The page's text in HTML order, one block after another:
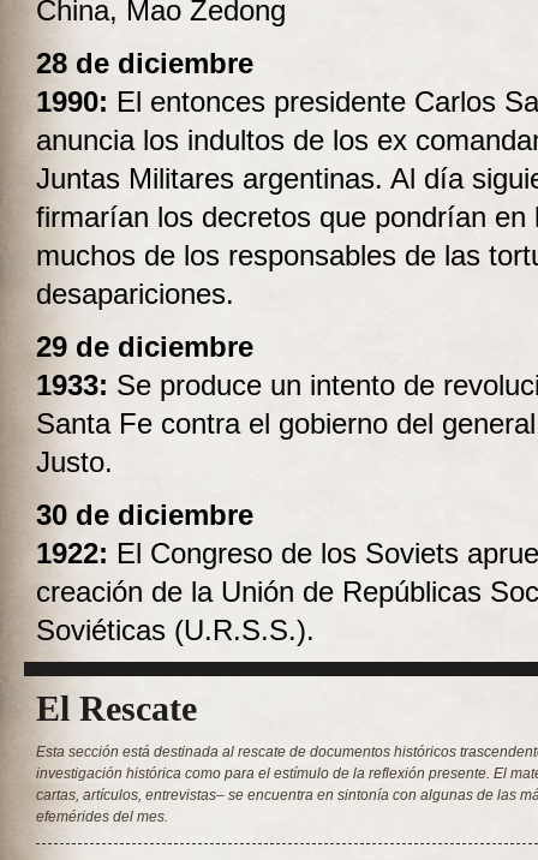
China, Mao Zedong
28 de diciembre
1990: El entonces presidente Carlos
anuncia los indultos de los ex
Juntas Militares argentinas. Al día
firmarían los decretos que pondrían en
muchos de los responsables de las
desapariciones.
29 de diciembre
1933: Se produce un intento de
Santa Fe contra el gobierno del
Justo.
30 de diciembre
1922: El Congreso de los Soviets
creación de la Unión de Repúblicas
Soviéticas (U.R.S.S.).
El Rescate
Esta sección está destinada al rescate de documentos históricos
investigación histórica como para el estímulo de la reflexión presente. El
cartas, artículos, entrevistas– se encuentra en sintonía con algunas de las
efemérides del mes.